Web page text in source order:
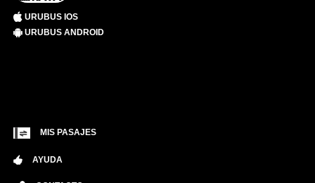
URUBUS IOS
URUBUS ANDROID
MIS PASAJES
AYUDA